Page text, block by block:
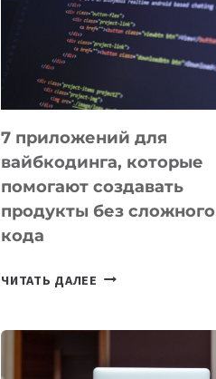
ИНСТРУМЕНТОВ
ДЛЯ
РАБОТЫ
7 приложений для
вайбкодинга, которые
помогают создавать
продукты без сложного
кода
ЧИТАТЬ ДАЛЕЕ
КОТОРЫЕ